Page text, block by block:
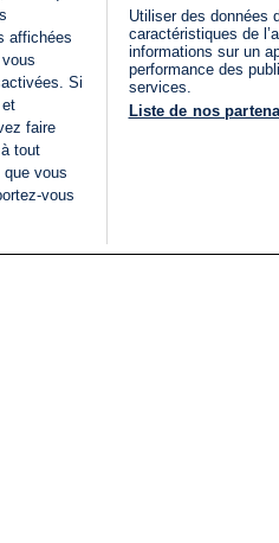
affichées
Si
faire
tout
vous
vous
Utiliser des données
caractéristiques de
informations sur un
performance des
services.
Liste de nos